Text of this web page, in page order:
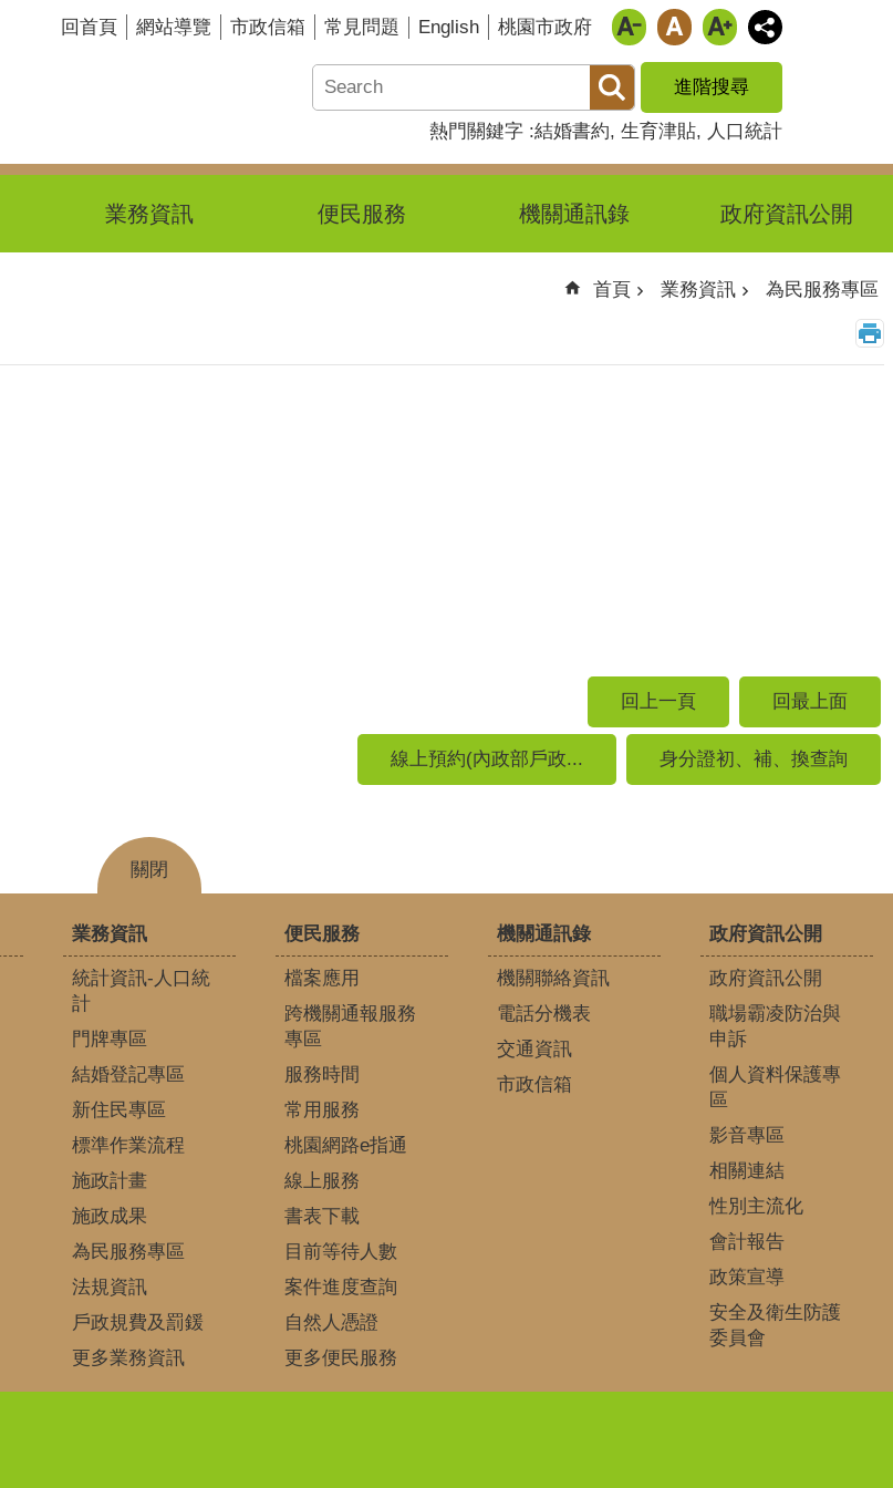
回首頁 網站導覽 市政信箱 常見問題 English 桃園市政府
進階搜尋
熱門關鍵字 結婚書約 生育津貼 人口統計
業務資訊 便民服務 機關通訊錄 政府資訊公開
首頁 業務資訊 為民服務專區
回上一頁
回最上面
線上預約(內政部戶政... 身分證初、補、換查詢
關閉
業務資訊
統計資訊-人口統
計
門牌專區
結婚登記專區
新住民專區
標準作業流程
施政計畫
施政成果
為民服務專區
法規資訊
戶政規費及罰鍰
更多業務資訊
便民服務
檔案應用
跨機關通報服務
專區
服務時間
常用服務
桃園網路e指通
線上服務
書表下載
目前等待人數
案件進度查詢
自然人憑證
更多便民服務
機關通訊錄
機關聯絡資訊
電話分機表
交通資訊
市政信箱
政府資訊公開
政府資訊公開
職場霸凌防治與
申訴
個人資料保護專
區
影音專區
相關連結
性別主流化
會計報告
政策宣導
安全及衛生防護
委員會